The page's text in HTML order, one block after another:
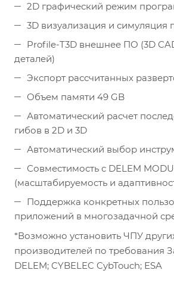
2D графический режим
3D визуализация и симуляция
Profile-T3D внешнее ПО (3D
деталей)
Экспорт рассчитанных
Объем памяти 49 GB
Автоматический расчет
гибов в 2D и 3D
Автоматический выбор
Совместимость с DELEM
(масштабируемость и
Поддержка конкретных
приложений в многозадачной
*Возможно установить ЧПУ
производителей по требования
DELEM; CYBELEC CybTouch; ESA